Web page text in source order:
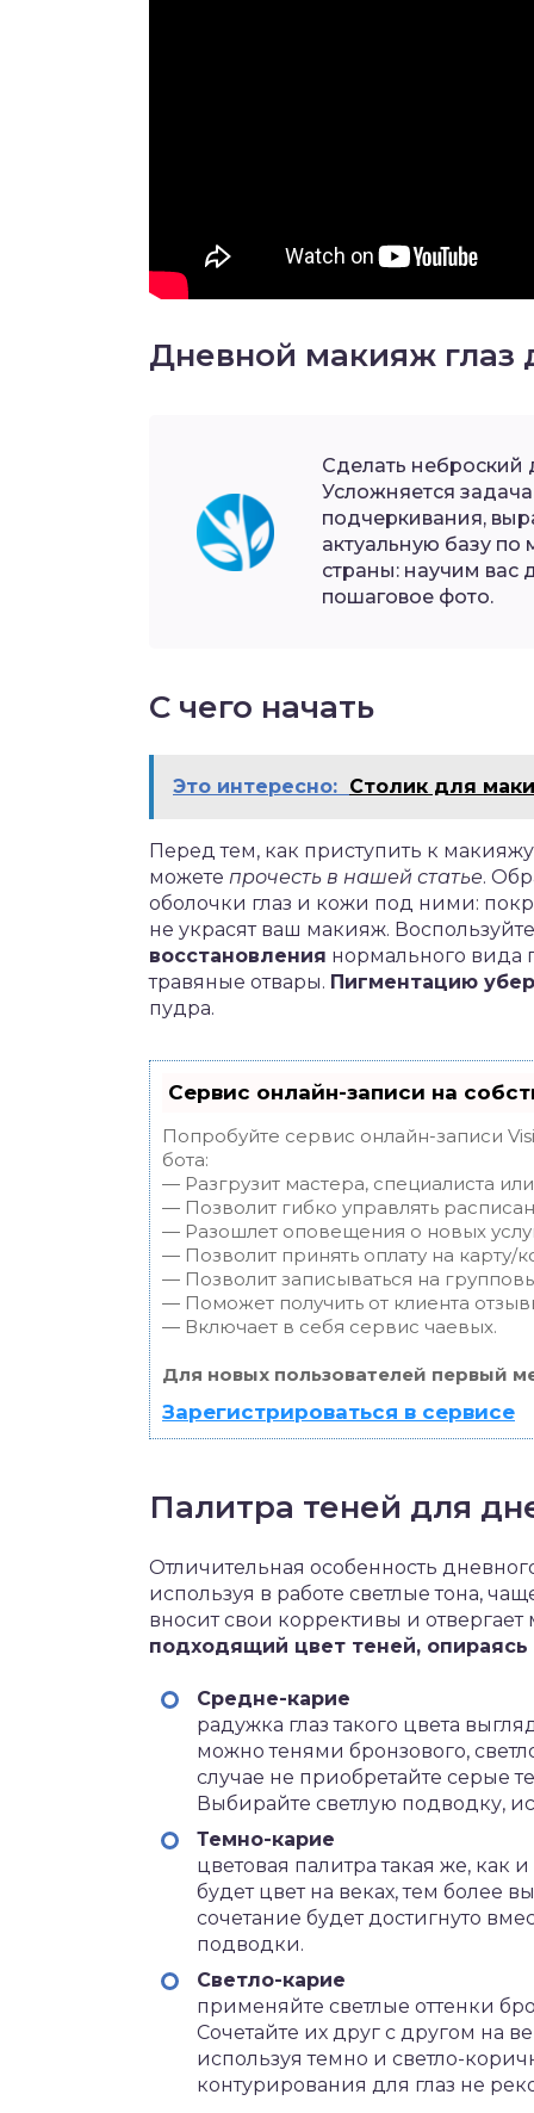
Дневной макияж глаз
Сделать неброский
Усложняется
подчеркивания,
актуальную базу
страны: научим вас
пошаговое фото.
С чего начать
Это интересно: Столик для
Перед тем, как приступить к макияжу
можете прочесть в нашей статье.
оболочки глаз и кожи под ними:
не украсят ваш макияж.
восстановления нормального вида
травяные отвары. Пигментацию
пудра.
Сервис онлайн-записи на
Попробуйте сервис онлайн-записи
бота:
— Разгрузит мастера, специалиста
— Позволит гибко управлять
— Разошлет оповещения о новых
— Позволит принять оплату на карту/
— Позволит записываться на
— Поможет получить от клиента
— Включает в себя сервис чаевых.
Для новых пользователей первый
Зарегистрироваться в сервисе
Палитра теней для
Отличительная особенность
используя в работе светлые тона,
вносит свои коррективы и
подходящий цвет теней, опираясь
Средне-карие
радужка глаз такого цвета
можно тенями бронзового,
случае не приобретайте серые
Выбирайте светлую подводку,
Темно-карие
цветовая палитра такая же,
будет цвет на веках, тем более
сочетание будет достигнуто
подводки.
Светло-карие
применяйте светлые оттенки
Сочетайте их друг с другом на
используя темно и светло-
контурирования для глаз не